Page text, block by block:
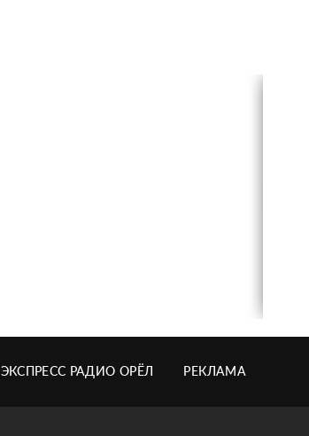
ЭКСПРЕСС РАДИО ОРЁЛ РЕКЛАМА